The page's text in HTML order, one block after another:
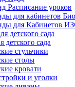
Расписание уроков
для кабинетов
для Кабинетов
детского сада
детского сада
стульчики
столы
кровати
и уголки